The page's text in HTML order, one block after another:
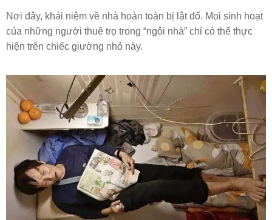
Nơi đây, khái niệm về nhà hoàn toàn bị lật đổ. Mọi sinh hoạt
của những người thuê trọ trong “ngôi nhà” chỉ có thể thực
hiện trên chiếc giường nhỏ này.